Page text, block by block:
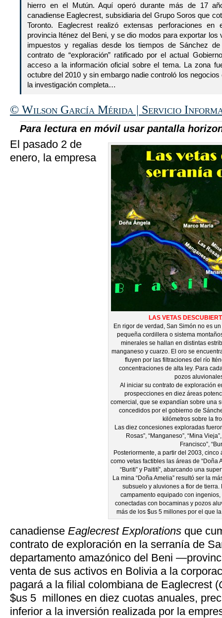
hierro en el Mutún. Aquí operó durante más de 17
canadiense Eaglecrest, subsidiaria del Grupo Soros que
Toronto. Eaglecrest realizó extensas perforaciones
provincia Iténez del Beni, y se dio modos para exportar los
impuestos y regalías desde los tiempos de Sánchez
contrato de “exploración” ratificado por el actual
acceso a la información oficial sobre el tema. La zona
octubre del 2010 y sin embargo nadie controló los
la investigación completa…
© Wilson García Mérida | Servicio
Para lectura en móvil usar pantalla
LAS VETAS
En rigor de verdad, San Simón no es
pequeña cordillera o sistema
minerales se hallan en distintas
manganeso y cuarzo. El oro se
fluyen por las filtraciones del río
concentraciones de alta ley. Para
pozos
Al iniciar su contrato de exploración
prospecciones en diez áreas
comercial, que se expandían sobre una
concedidos por el gobierno de
kilómetros sobre la
Las diez concesiones exploradas
Rosas”, “Manganeso”, “Mina
Francisco”,
Posteriormente, a partir del 2003,
como vetas factibles las áreas de “Doña
“Buriti” y Paitití”, abarcando una
La mina “Doña Amelia” resultó ser la
subsuelo y aluviones a flor de
campamento equipado con
conectadas con bocaminas y pozos
más de los $us 5 millones por el que
El pasado 2 de
enero, la empresa
canadiense Eaglecrest Explorations que
contrato de exploración en la serranía de
departamento amazónico del Beni
venta de sus activos en Bolivia a la
pagará a la filial colombiana de Eaglecrest (
$us 5 millones en diez cuotas anuales,
inferior a la inversión realizada por la